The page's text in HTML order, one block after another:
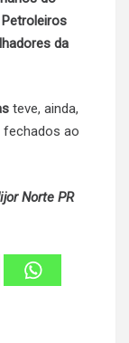
da
teve, ainda,
fechados ao
Norte PR